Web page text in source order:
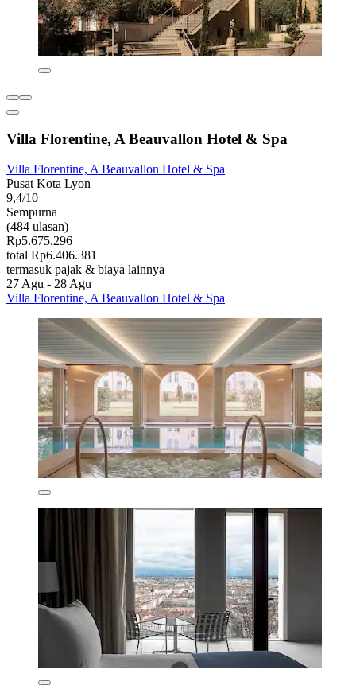
Villa Florentine, A Beauvallon Hotel & Spa
Villa Florentine, A Beauvallon Hotel & Spa
Pusat Kota Lyon
9,4/10
Sempurna
(484 ulasan)
Rp5.675.296
total Rp6.406.381
termasuk pajak & biaya lainnya
27 Agu - 28 Agu
Villa Florentine, A Beauvallon Hotel & Spa